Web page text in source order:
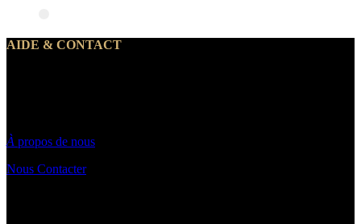
AIDE & CONTACT
À propos de nous
Nous Contacter